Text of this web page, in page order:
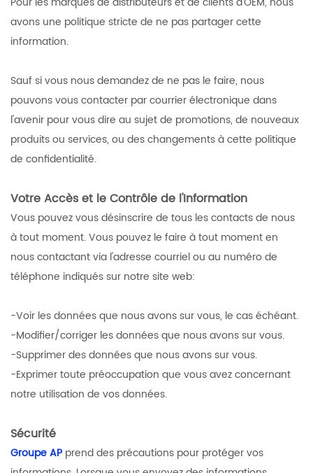
avons une politique stricte de ne pas partager cette
information.
Sauf si vous nous demandez de ne pas le faire, nous
pouvons vous contacter par courrier électronique dans
l'avenir pour vous dire au sujet de promotions, de nouveaux
produits ou services, ou des changements à cette politique
de confidentialité.
Votre Accès et le Contrôle de l'Information
Vous pouvez vous désinscrire de tous les contacts de nous
à tout moment. Vous pouvez le faire à tout moment en
nous contactant via l'adresse courriel ou au numéro de
téléphone indiqués sur notre site web:
-Voir les données que nous avons sur vous, le cas échéant.
-Modifier/corriger les données que nous avons sur vous.
-Supprimer des données que nous avons sur vous.
-Exprimer toute préoccupation que vous avez concernant
notre utilisation de vos données.
Sécurité
Groupe AP prend des précautions pour protéger vos